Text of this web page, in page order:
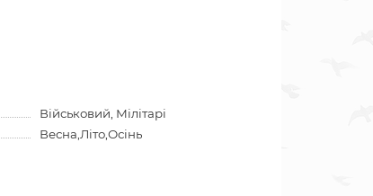
Військовий, Мілітарі
Весна,Літо,Осінь